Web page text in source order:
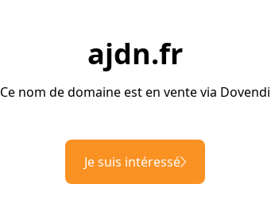
ajdn.fr
Ce nom de domaine est en vente via Dovendi
Je suis intéressé